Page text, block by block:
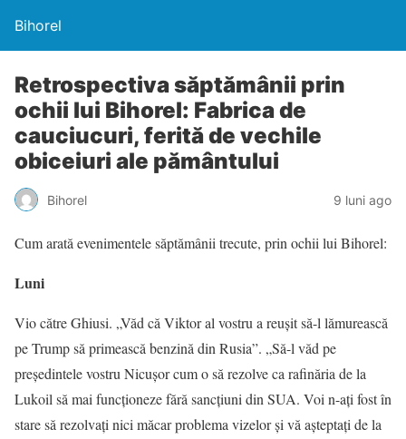
Bihorel
Retrospectiva săptămânii prin
ochii lui Bihorel: Fabrica de
cauciucuri, ferită de vechile
obiceiuri ale pământului
Bihorel 9 luni ago
Cum arată evenimentele săptămânii trecute, prin ochii lui Bihorel:
Luni
Vio către Ghiusi. „Văd că Viktor al vostru a reușit să-l lămurească
pe Trump să primească benzină din Rusia”. „Să-l văd pe
președintele vostru Nicușor cum o să rezolve ca rafinăria de la
Lukoil să mai funcționeze fără sancțiuni din SUA. Voi n-ați fost în
stare să rezolvați nici măcar problema vizelor și vă așteptați de la